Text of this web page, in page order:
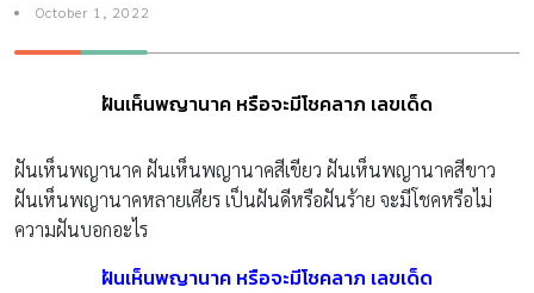
October 1, 2022
ฝันเห็นพญานาค หรือจะมีโชคลาภ เลขเด็ด
ฝันเห็นพญานาค ฝันเห็นพญานาคสีเขียว ฝันเห็นพญานาคสีขาว
ฝันเห็นพญานาคหลายเศียร เป็นฝันดีหรือฝันร้าย จะมีโชคหรือไม่
ความฝันบอกอะไร
ฝันเห็นพญานาค หรือจะมีโชคลาภ เลขเด็ด